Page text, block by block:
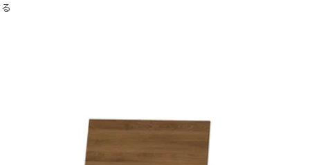
MALM マルム, ベッドルーム家具4点セット, ホワイト, 140x200 cm